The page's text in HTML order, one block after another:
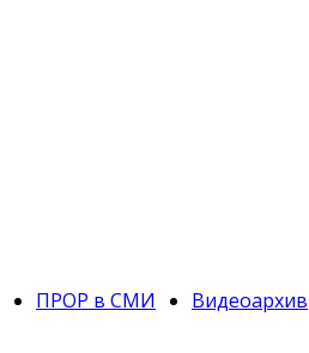
ПРОР в СМИ Видеоархив